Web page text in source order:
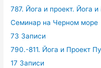
787. Йога и проект. Йога
Семинар на Черном море
73 Записи
790.-811. Йога и Проект
17 Записи